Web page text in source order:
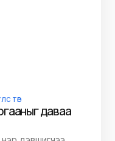
ТӨР
даваа